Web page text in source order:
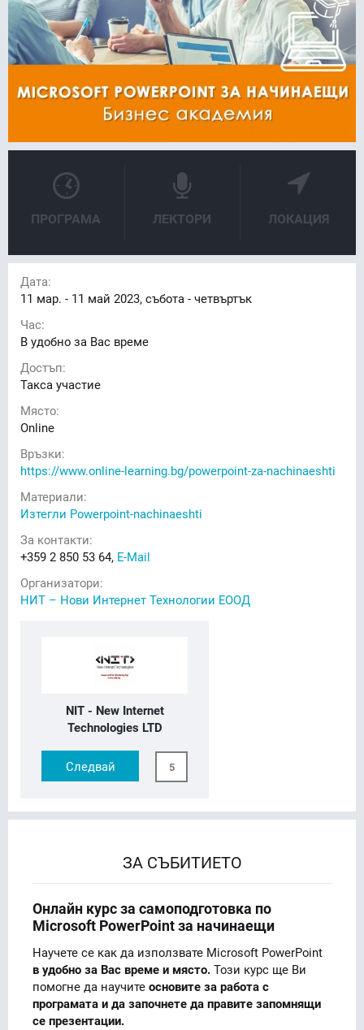
ПРОГРАМА ЛЕКТОРИ ЛОКАЦИЯ
Дата:
11 мар. - 11 май 2023, събота - четвъртък
Час:
В удобно за Вас време
Достъп:
Такса участие
Място:
Online
Връзки:
https://www.online-learning.bg/powerpoint-za-nachinaeshti
Материали:
Изтегли Powerpoint-nachinaeshti
За контакти:
+359 2 850 53 64, E-Mail
Организатори:
НИТ – Нови Интернет Технологии ЕООД
NIT - New Internet
Technologies LTD
Следвай 5
ЗА СЪБИТИЕТО
Онлайн курс за самоподготовка по
Microsoft PowerPoint за начинаещи
Научете се как да използвате Microsoft PowerPoint
в удобно за Вас време и място. Този курс ще Ви
помогне да научите основите за работа с
програмата и да започнете да правите запомнящи
се презентации.